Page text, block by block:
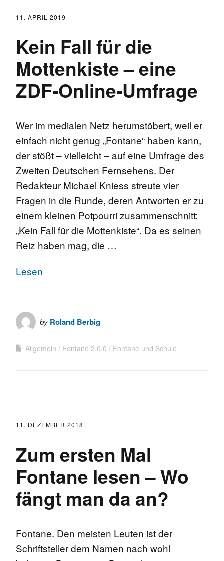
11. APRIL 2019
Kein Fall für die
Mottenkiste – eine
ZDF-Online-Umfrage
Wer im medialen Netz herumstöbert, weil er
einfach nicht genug „Fontane“ haben kann,
der stößt – vielleicht – auf eine Umfrage des
Zweiten Deutschen Fernsehens. Der
Redakteur Michael Kniess streute vier
Fragen in die Runde, deren Antworten er zu
einem kleinen Potpourri zusammenschnitt:
„Kein Fall für die Mottenkiste“. Da es seinen
Reiz haben mag, die …
Lesen
by Roland Berbig
Allgemein Fontane 2.0.0 Fontane und Schule
11. DEZEMBER 2018
Zum ersten Mal
Fontane lesen – Wo
fängt man da an?
Fontane. Den meisten Leuten ist der
Schriftsteller dem Namen nach wohl